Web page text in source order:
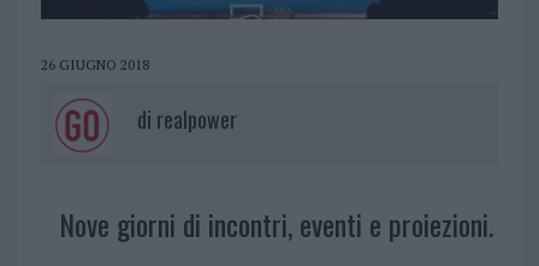
26 GIUGNO 2018
di realpower
Nove giorni di incontri, eventi e proiezioni.